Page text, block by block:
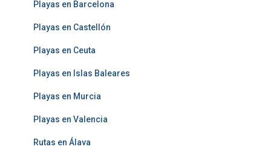
Playas en Barcelona
Playas en Castellón
Playas en Ceuta
Playas en Islas Baleares
Playas en Murcia
Playas en Valencia
Rutas en Álava